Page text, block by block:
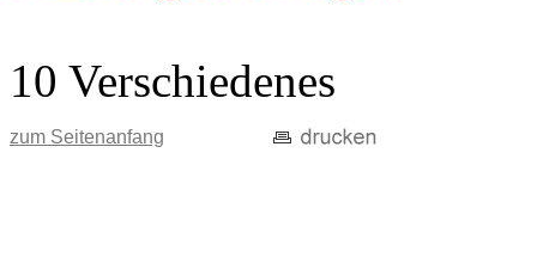
10 Verschiedenes
zum Seitenanfang